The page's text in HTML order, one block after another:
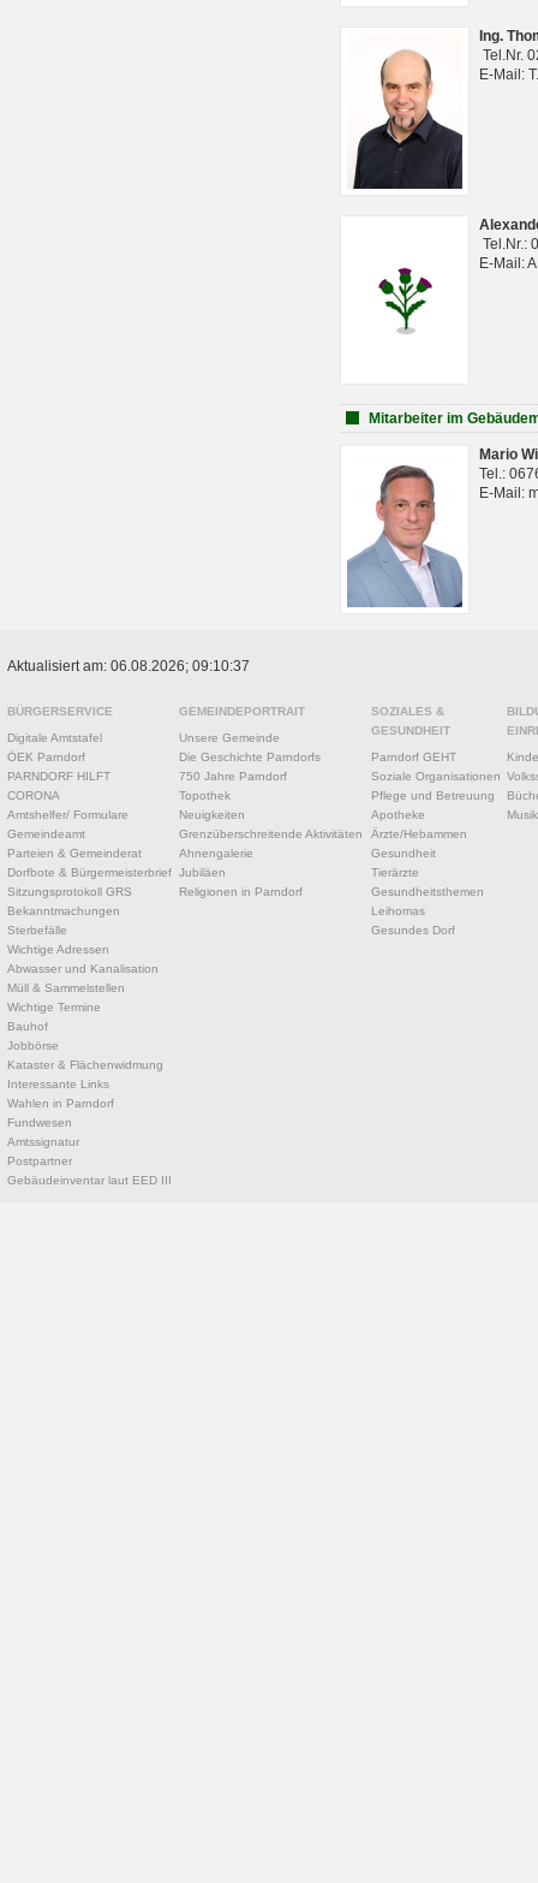
Ing.
Tel.Nr.
E-Mail:
Tel.Nr.:
E-Mail:
Mitarbeiter im
Mario
Tel.:
E-Mail:
Aktualisiert am: 06.08.2026; 09:10:37
BÜRGERSERVICE
Digitale Amtstafel
ÖEK Parndorf
PARNDORF HILFT
CORONA
Amtshelfer/ Formulare
Gemeindeamt
Parteien & Gemeinderat
Dorfbote & Bürgermeisterbrief
Sitzungsprotokoll GRS
Bekanntmachungen
Sterbefälle
Wichtige Adressen
Abwasser und Kanalisation
Müll & Sammelstellen
Wichtige Termine
Bauhof
Jobbörse
Kataster & Flächenwidmung
Interessante Links
Wahlen in Parndorf
Fundwesen
Amtssignatur
Postpartner
Gebäudeinventar laut EED III
GEMEINDEPORTRAIT
Unsere Gemeinde
Die Geschichte Parndorfs
750 Jahre Parndorf
Topothek
Neuigkeiten
Grenzüberschreitende Aktivitäten
Ahnengalerie
Jubiläen
Religionen in Parndorf
SOZIALES &
GESUNDHEIT
Parndorf GEHT
Soziale Organisationen
Pflege und Betreuung
Apotheke
Ärzte/Hebammen
Gesundheit
Tierärzte
Gesundheitsthemen
Leihomas
Gesundes Dorf